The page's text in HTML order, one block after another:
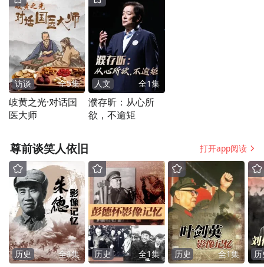
期，新增供应至少需要数月时间。
得克萨斯州西部二叠纪盆地的独立生产商
Latigo Petroleum总裁柯克·爱德华兹（Kirk
Edwards）表示，目前投资时机尚早，“我认
为二叠纪盆地需要的是，未来12个月都维持
在75美元左右的稳定价格”。
而曾在竞选期间承诺将压低油价至每桶50美
元的特朗普3日宣称，当前油价飙升将在冲突
结束后逆转，“短期内油价会高一些，但一旦
这段时间结束，我相信价格会下降，甚至比
以前还低”。当天，布伦特原油收于每桶
84.22美元，上涨6%。
访谈 全5集
岐黄之光·对话国
医大师
人文 全1集
濮存昕：从心所
欲，不逾矩
尊前谈笑人依旧 打开app阅读
历史 全1集 历史 全1集 历史 全1集